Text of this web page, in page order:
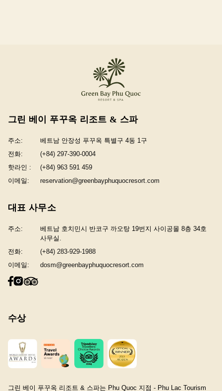
그린 베이 푸꾸옥 리조트 & 스파
주소:
베트남 안장성 푸꾸옥 특별구 4동 1구
전화:
(+84) 297-390-0004
핫라인 :
(+84) 963 591 459
이메일:
reservation@greenbayphuquocresort.com
수상
대표 사무소
주소:
베트남 호치민시 반코구 까오탕 19번지 사이공몰 8층 34호
사무실.
전화:
(+84) 283-929-1988
이메일:
dosm@greenbayphuquocresort.com
그린 베이 푸꾸옥 리조트 & 스파는 Phu Quoc 지점 - Phu Lac Tourism